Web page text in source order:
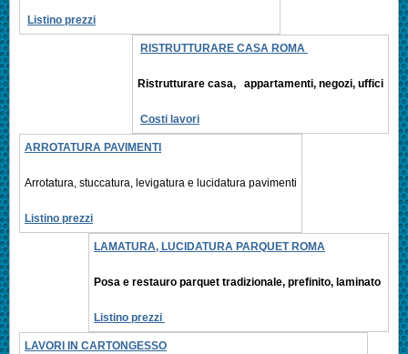
Listino prezzi
RISTRUTTURARE CASA ROMA
Ristrutturare casa, appartamenti, negozi, uffici
Costi lavori
ARROTATURA PAVIMENTI
Arrotatura, stuccatura, levigatura e lucidatura pavimenti
Listino prezzi
LAMATURA, LUCIDATURA PARQUET ROMA
Posa e restauro parquet tradizionale, prefinito, laminato
Listino prezzi
LAVORI IN CARTONGESSO